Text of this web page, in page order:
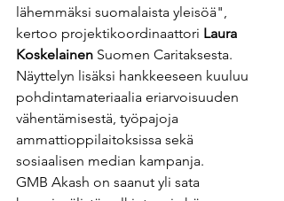
lähemmäksi suomalaista yleisöä",
kertoo projektikoordinaattori Laura
Koskelainen Suomen Caritaksesta.
Näyttelyn lisäksi hankkeeseen kuuluu
pohdintamateriaalia eriarvoisuuden
vähentämisestä, työpajoja
ammattioppilaitoksissa sekä
sosiaalisen median kampanja.
GMB Akash on saanut yli sata